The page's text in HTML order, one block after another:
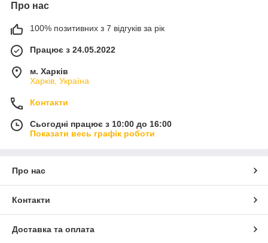
Про нас
100% позитивних з 7 відгуків за рік
Працює з 24.05.2022
м. Харків
Харків, Україна
Контакти
Сьогодні працює з 10:00 до 16:00
Показати весь графік роботи
Про нас
Контакти
Доставка та оплата